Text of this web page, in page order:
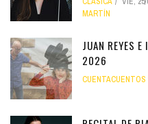
MARTÍN
JUAN REYES E
2026
CUENTACUENTOS